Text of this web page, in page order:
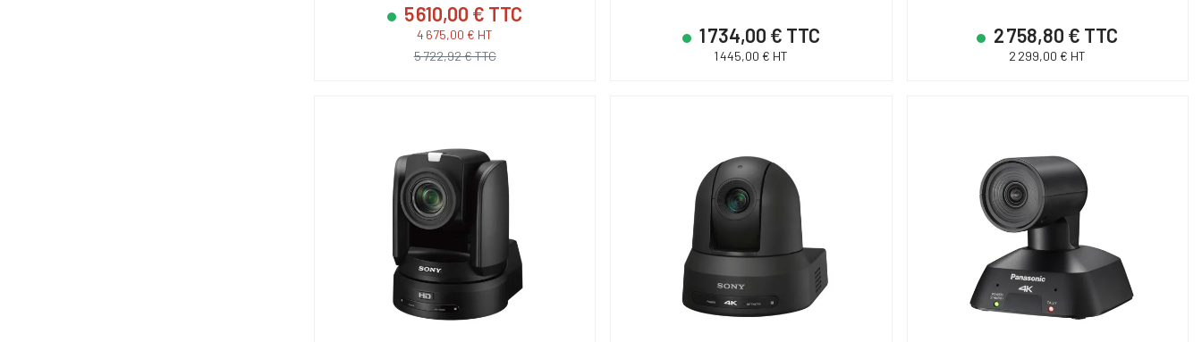
5 610,00 € TTC
4 675,00 € HT
5 722,92 € TTC
1 734,00 € TTC
1 445,00 € HT
2 758,80 € TTC
2 299,00 € HT